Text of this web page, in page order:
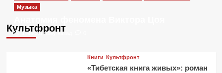
Культфронт
Музыка
1 месяц тому назад
Книги Культфронт
«Тибетская книга живых»: роман